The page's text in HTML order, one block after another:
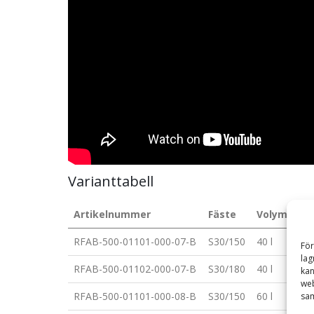
Varianttabell
Artikelnummer Fäste Volym (l)
RFAB-500-01101-000-07-B S30/150 40 l
RFAB-500-01102-000-07-B S30/180 40 l
RFAB-500-01101-000-08-B S30/150 60 l